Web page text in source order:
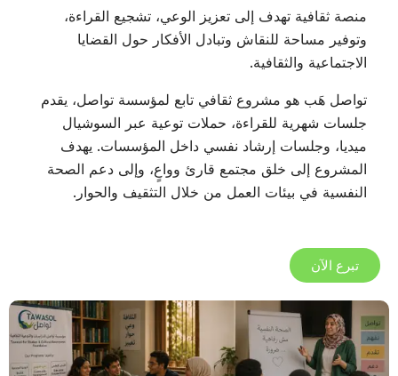
منصة ثقافية تهدف إلى تعزيز الوعي، تشجيع القراءة،
وتوفير مساحة للنقاش وتبادل الأفكار حول القضايا
الاجتماعية والثقافية.
تواصل هَب هو مشروع ثقافي تابع لمؤسسة تواصل، يقدم
جلسات شهرية للقراءة، حملات توعية عبر السوشيال
ميديا، وجلسات إرشاد نفسي داخل المؤسسات. يهدف
المشروع إلى خلق مجتمع قارئ وواعٍ، وإلى دعم الصحة
النفسية في بيئات العمل من خلال التثقيف والحوار.
تبرع الآن